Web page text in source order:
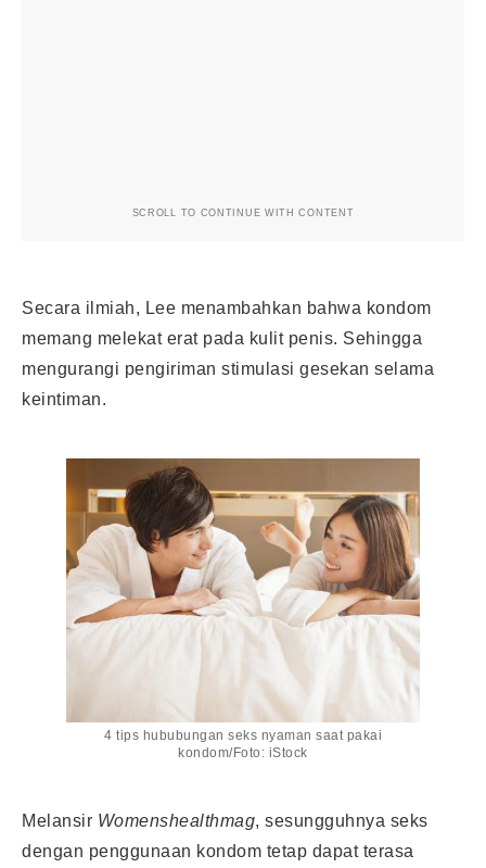
SCROLL TO CONTINUE WITH CONTENT
Secara ilmiah, Lee menambahkan bahwa kondom
memang melekat erat pada kulit penis. Sehingga
mengurangi pengiriman stimulasi gesekan selama
keintiman.
4 tips hububungan seks nyaman saat pakai
kondom/Foto: iStock
Melansir Womenshealthmag, sesungguhnya seks
dengan penggunaan kondom tetap dapat terasa